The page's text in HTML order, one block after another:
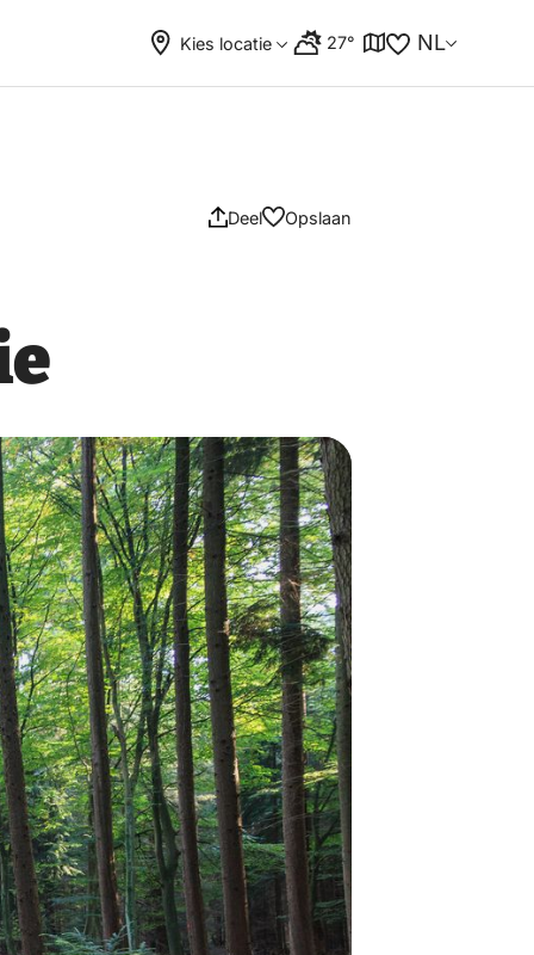
Kies locatie 27° NL
Deel Opslaan